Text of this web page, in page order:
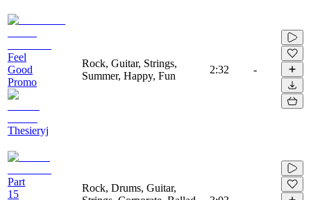
Feel
Good
Promo
Thesieryj
Rock, Guitar, Strings,
Summer, Happy, Fun
2:32 -
Part
15
Rock, Drums, Guitar,